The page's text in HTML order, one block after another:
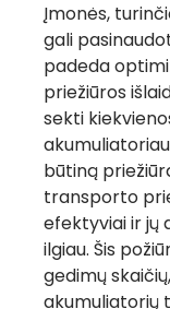
Įmonės,
gali
padeda
priežiūros
sekti
būtiną
transporto
efektyviai ir jų
ilgiau. Šis
gedimų
akumuliatorių